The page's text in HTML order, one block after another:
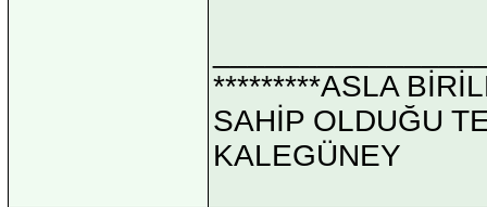
*********ASLA
SAHİP OLDUĞU
KALEGÜNEY